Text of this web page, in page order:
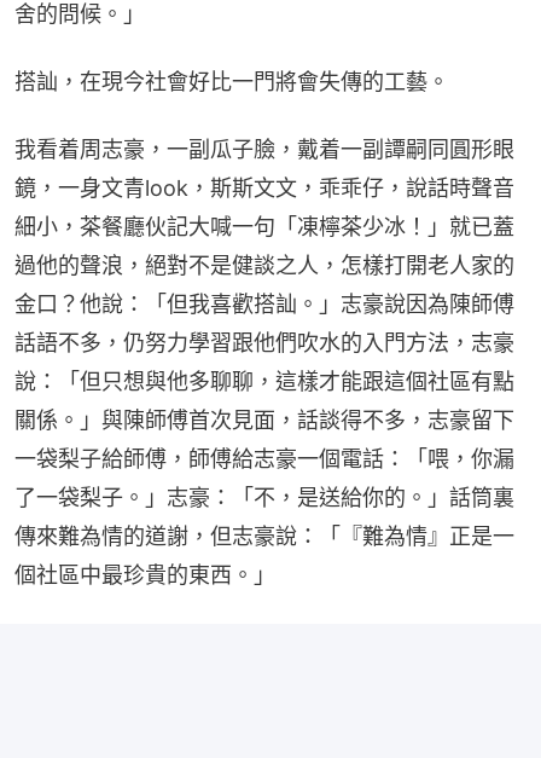
舍的問候。」
搭訕，在現今社會好比一門將會失傳的工藝。
我看着周志豪，一副瓜子臉，戴着一副譚嗣同圓形眼
鏡，一身文青look，斯斯文文，乖乖仔，說話時聲音
細小，茶餐廳伙記大喊一句「凍檸茶少冰！」就已蓋
過他的聲浪，絕對不是健談之人，怎樣打開老人家的
金口？他說：「但我喜歡搭訕。」志豪說因為陳師傅
話語不多，仍努力學習跟他們吹水的入門方法，志豪
說：「但只想與他多聊聊，這樣才能跟這個社區有點
關係。」與陳師傅首次見面，話談得不多，志豪留下
一袋梨子給師傅，師傅給志豪一個電話：「喂，你漏
了一袋梨子。」志豪：「不，是送給你的。」話筒裏
傳來難為情的道謝，但志豪說：「『難為情』正是一
個社區中最珍貴的東西。」